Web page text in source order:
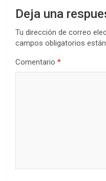
Deja una
Tu dirección de correo
campos obligatorios
Comentario *